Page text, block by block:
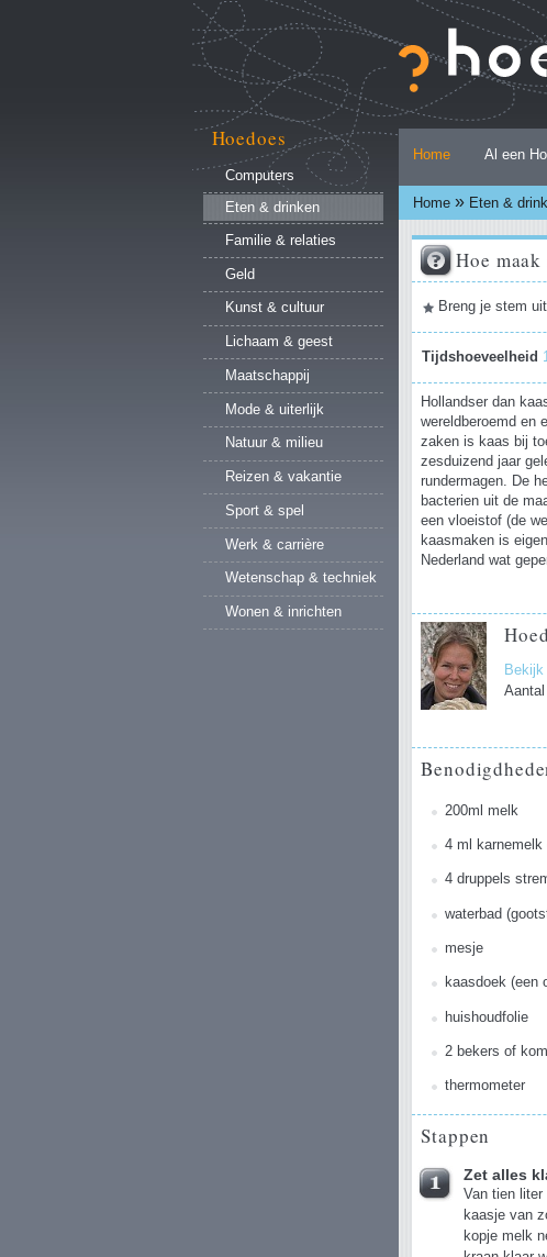
naar
inhoud.
Ga
naar
navigatie
Persoonlijke
hulpmiddelen
Home Al een
Home » Eten &
Hoedoes
Computers
Eten & drinken
Familie & relaties
Geld
Kunst & cultuur
Lichaam & geest
Maatschappij
Mode & uiterlijk
Natuur & milieu
Reizen & vakantie
Sport & spel
Werk & carrière
Wetenschap & techniek
Wonen & inrichten
Hoe
Document
Breng je stem uit
Tijdshoeveelheid
Hollandser dan
wereldberoemd en
zaken is kaas bij
zesduizend jaar
rundermagen. De
bacterien uit de
een vloeistof (de
kaasmaken is
Nederland wat
200ml melk
4 ml karnemelk
4 druppels
waterbad
mesje
kaasdoek (een
huishoudfolie
2 bekers of
thermometer
Stappen
Zet alles
Van tien
kaasje van
kopje melk